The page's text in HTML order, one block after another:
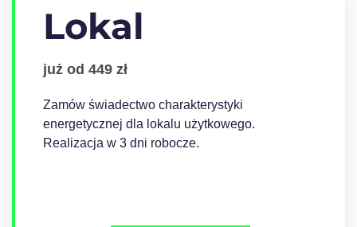
Lokal
już od 449 zł
Zamów świadectwo charakterystyki
energetycznej dla lokalu użytkowego.
Realizacja w 3 dni robocze.